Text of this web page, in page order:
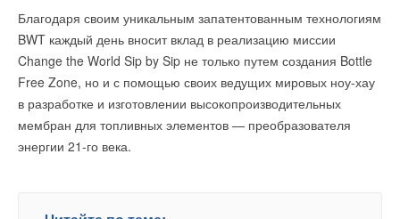
Благодаря своим уникальным запатентованным технологиям
BWT каждый день вносит вклад в реализацию миссии
Change the World Sip by Sip не только путем создания Bottle
Free Zone, но и с помощью своих ведущих мировых ноу-хау
в разработке и изготовлении высокопроизводительных
мембран для топливных элементов — преобразователя
энергии 21-го века.
Ваш E-mail *
Текст комментария
поставщиком электроэнергии в Европу, особенно зеленой
энергии
«Период в европейской экономике, когда мы
импортировали дешевую энергию и сырье из России,
завершился», — сказал в свою очередь премьер Венгрии.
«Мы здесь вместе, потому что согласились, что
решение — в поисках новых источников возобновляемой